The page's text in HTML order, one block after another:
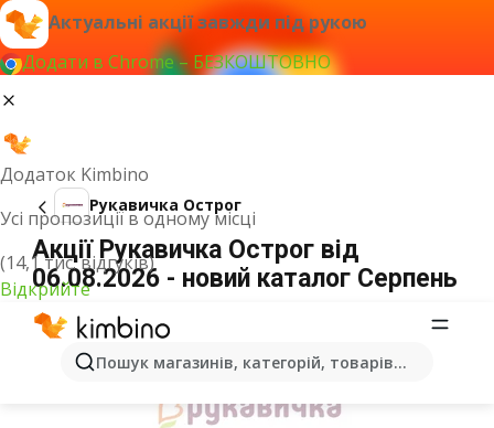
Актуальні акції завжди під рукою
Додати в Chrome – БЕЗКОШТОВНО
Додаток Kimbino
Усі пропозиції в одному місці
(14,1 тис. відгуків)
Відкрийте
Пошук магазинів, категорій, товарів...
Рукавичка Острог
Акції Рукавичка Острог від
06.08.2026 - новий каталог Серпень